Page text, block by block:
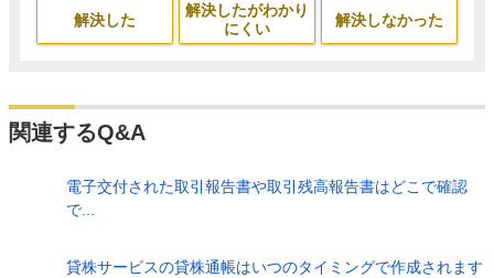
解決した
解決したがわかり
にくい
解決しなかった
関連するQ&A
電子交付された取引報告書や取引残高報告書はどこで確認
で...
貸株サービスの貸株通帳はいつのタイミングで作成されます